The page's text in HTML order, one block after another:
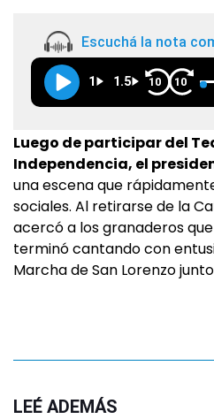
Escuchá la nota
1 1.5 10 10
Luego de participar del
Independencia, el
una escena que
sociales. Al retirarse de la
acercó a los granaderos
terminó cantando con
Marcha de San Lorenzo
LEÉ ADEMÁS